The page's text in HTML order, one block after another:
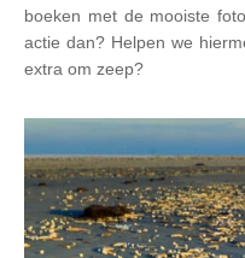
boeken met de mooiste
actie dan? Helpen we
extra om zeep?